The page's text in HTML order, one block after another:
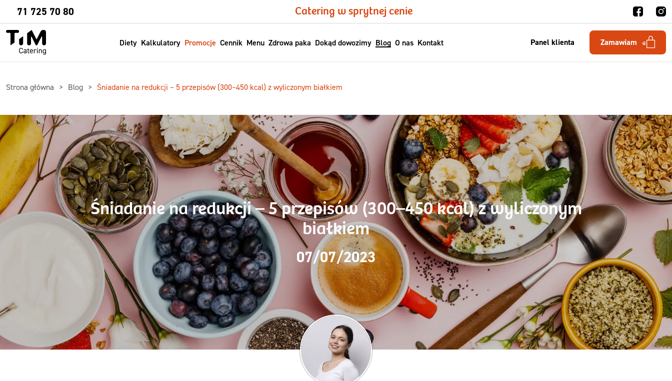
71 725 70 80 Catering w sprytnej cenie
Panel klienta Zamawiam
Diety Kalkulatory Promocje Cennik Menu Zdrowa paka Dokąd dowozimy Blog O nas Kontakt
Sprawdź
Strona główna Blog Śniadanie na redukcji – 5 przepisów (300–450 kcal) z wyliczonym białkiem
Śniadanie na redukcji – 5 przepisów (300–450 kcal) z wyliczonym
białkiem
07/07/2023